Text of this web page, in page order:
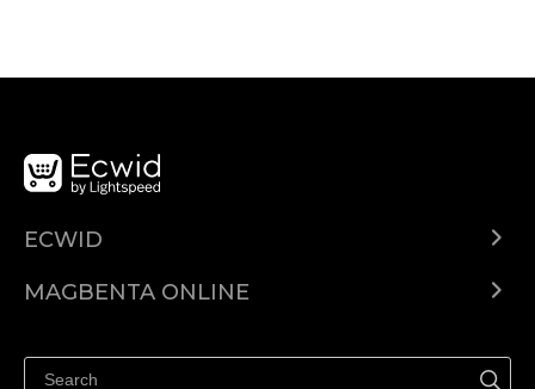
ECWID
Help center
MAGBENTA ONLINE
Ibenta sa Facebook